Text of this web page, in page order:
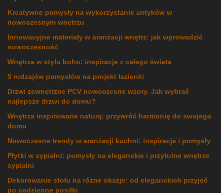
Kreatywne pomysły na wykorzystanie antyków w
nowoczesnym wnętrzu
Innowacyjne materiały w aranżacji wnętrz: jak wprowadzić
nowoczesność
Wnętrza w stylu boho: inspiracje z całego świata
5 rodzajów pomysłów na projekt łazienki
Drzwi zewnętrzne PCV nowoczesne wzory. Jak wybrać
najlepsze drzwi do domu?
Wnętrza inspirowane naturą: przywróć harmonię do swojego
domu
Nowoczesne trendy w aranżacji kuchni: inspiracje i pomysły
Płytki w sypialni: pomysły na eleganckie i przytulne wnętrze
sypialni
Dekorowanie stołu na różne okazje: od eleganckich przyjęć
po codzienne posiłki